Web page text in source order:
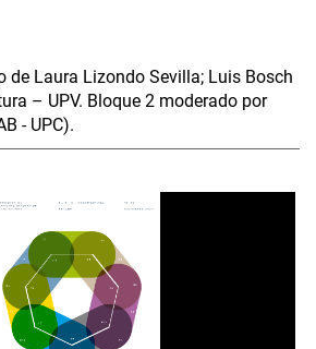
de Laura Lizondo Sevilla; Luis Bosch
– UPV. Bloque 2 moderado por
- UPC).